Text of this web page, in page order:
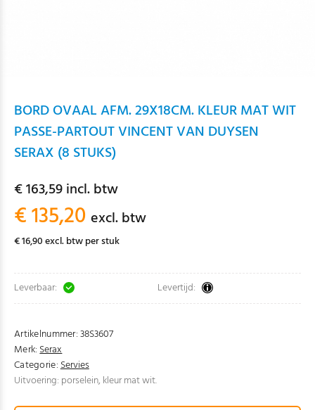
BORD OVAAL AFM. 29X18CM. KLEUR MAT WIT
PASSE-PARTOUT VINCENT VAN DUYSEN
SERAX (8 STUKS)
€ 163,59 incl. btw
€ 135,20 excl. btw
€ 16,90 excl. btw per stuk
Leverbaar: Levertijd:
Artikelnummer:38S3607
Merk:Serax
Categorie:Servies
Uitvoering: porselein, kleur mat wit.